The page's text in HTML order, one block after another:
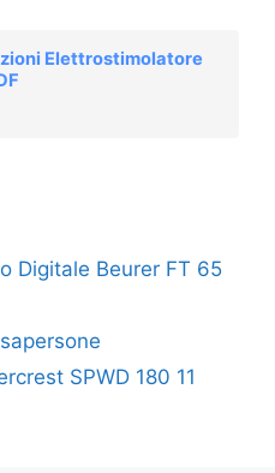
Elettrostimolatore
Digitale Beurer FT 65
SPWD 180 11